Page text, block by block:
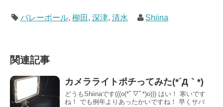
バレーボール, 柳田 , 深津, 清水 Shiina
関連記事
カメラライトポチってみた(*´Д｀*)
どうもShiinaです(((o(*ﾟ▽ﾟ*)o))) はい！ 寒いです
ね！ でも例年よりあったかいですね！ 早くサバ